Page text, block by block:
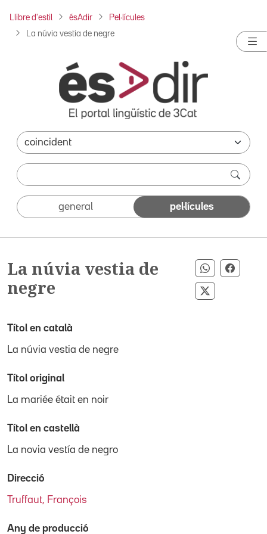
Llibre d'estil ésAdir Pel·lícules
La núvia vestia de negre
general pel·lícules
La núvia vestia de
negre
Compartir
Compartir
Títol en català
La núvia vestia de negre
Títol original
La mariée était en noir
Títol en castellà
La novia vestía de negro
Direcció
Truffaut, François
Any de producció